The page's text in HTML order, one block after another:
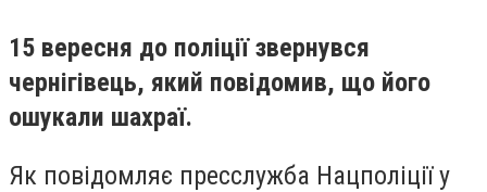
15 вересня до поліції звернувся
чернігівець, який повідомив, що його
ошукали шахраї.
Як повідомляє пресслужба Нацполіції у